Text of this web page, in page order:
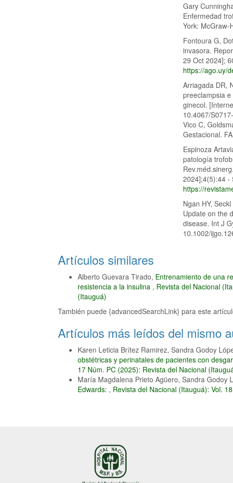
Gary
Enfermedad
York: McGraw-
Fontoura G,
invasora.
29 Oct 2024];
https://ago.uy/
Arriagada DR,
preeclampsia
ginecol.
10.4067/
Vico C,
Gestacional.
Espinoza
patología
2024];4(5):44 -
https://
Ngan HY,
Update on the
disease. Int J
10.1002/
Artículos similares
Alberto Guevara Tirado, Entrenamiento de una
resistencia a la insulina , Revista del Nacional
(Itauguá)
También puede {advancedSearchLink} para este
Artículos más leídos del mismo
Karen Leticia Brítez Ramirez, Sandra Godoy
obstétricas y perinatales de pacientes con
17 Núm. PC (2025): Revista del Nacional
María Magdalena Prieto Agüero, Sandra Godoy
Edwards: , Revista del Nacional (Itauguá): Vol.